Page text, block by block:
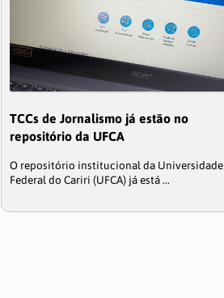
TCCs de Jornalismo já estão no
repositório da UFCA
O repositório institucional da Universidade
Federal do Cariri (UFCA) já está ...